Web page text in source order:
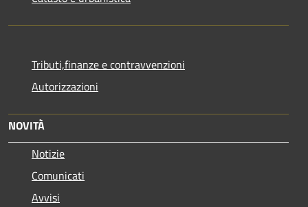
Tributi,finanze e contravvenzioni
Autorizzazioni
NOVITÀ
Notizie
Comunicati
Avvisi